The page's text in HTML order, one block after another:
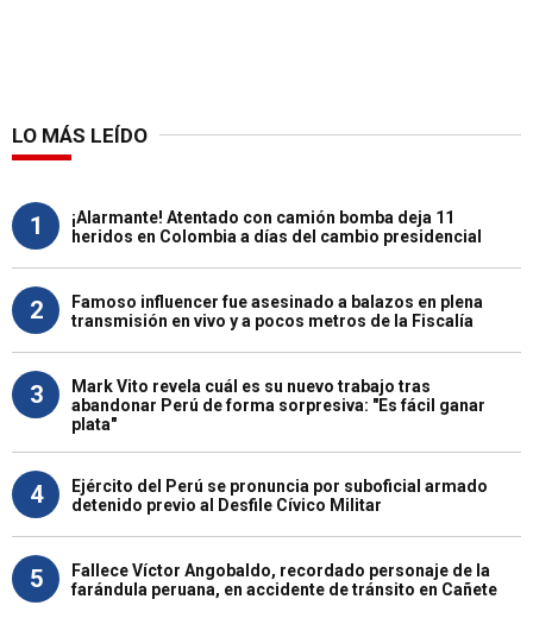
LO MÁS LEÍDO
1
¡Alarmante! Atentado con camión bomba deja 11
heridos en Colombia a días del cambio presidencial
2
Famoso influencer fue asesinado a balazos en plena
transmisión en vivo y a pocos metros de la Fiscalía
3
Mark Vito revela cuál es su nuevo trabajo tras
abandonar Perú de forma sorpresiva: "Es fácil ganar
plata"
4
Ejército del Perú se pronuncia por suboficial armado
detenido previo al Desfile Cívico Militar
5
Fallece Víctor Angobaldo, recordado personaje de la
farándula peruana, en accidente de tránsito en Cañete